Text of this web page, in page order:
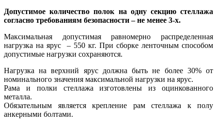
Допустимое количество полок на одну секцию стеллажа
согласно требованиям безопасности – не менее 3-х.
Максимальная допустимая равномерно распределенная
нагрузка на ярус – 550 кг. При сборке ленточным способом
допустимые нагрузки сохраняются.
Нагрузка на верхний ярус должна быть не более 30% от
номинального значения максимальной нагрузки на ярус.
Рама и полки стеллажа изготовлены из оцинкованного
металла.
Обязательным является крепление рам стеллажа к полу
анкерными болтами.